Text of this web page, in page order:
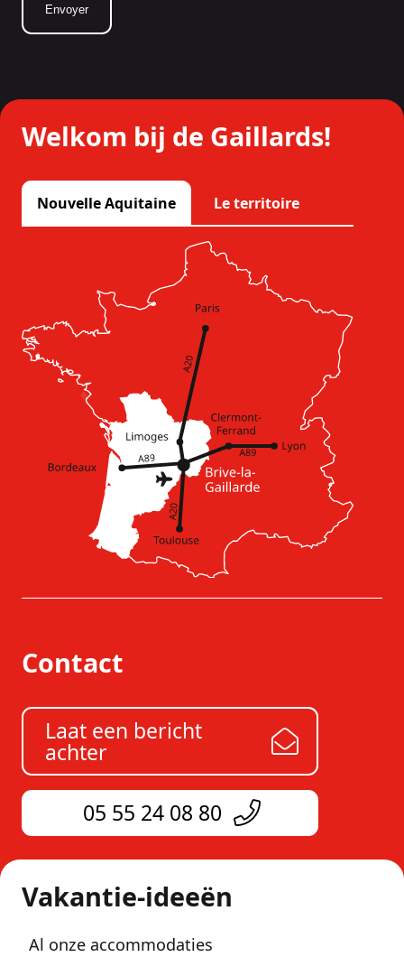
Welkom bij de Gaillards!
Nouvelle Aquitaine Le territoire
Contact
Laat een bericht
achter
05 55 24 08 80
Vakantie-ideeën
Al onze accommodaties